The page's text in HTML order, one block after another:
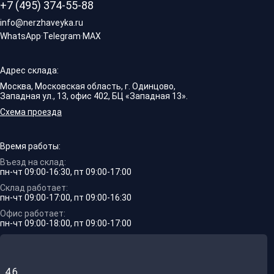
+7 (495) 374-55-88
info@nerzhaveyka.ru
WhatsApp·Telegram·MAX
Адрес склада:
Москва, Московская область, г. Одинцово,
Западная ул., 13, офис 402, БЦ «Западная 13».
Схема проезда
Время работы:
Въезд на склад:
пн-чт 09:00-16:30, пт 09:00-17:00
Склад работает:
пн-чт 09:00-17:00, пт 09:00-16:30
Офис работает:
пн-чт 09:00-18:00, пт 09:00-17:00